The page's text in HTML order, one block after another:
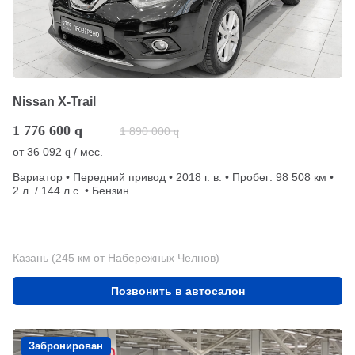
Nissan X-Trail
1 776 600 q 1 890 000 q
от36 092 q / мес.
Вариатор • Передний привод • 2018 г. в. • Пробег: 98 508 км •
2 л. / 144 л.с. • Бензин
Казань (245 км от Набережных Челнов)
Позвонить в автосалон
Забронирован